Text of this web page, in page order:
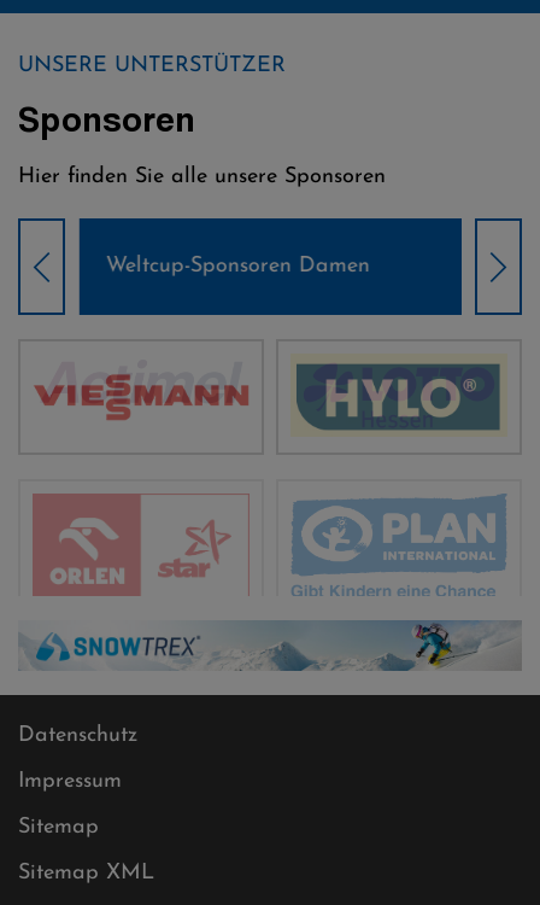
UNSERE UNTERSTÜTZER
Sponsoren
Hier finden Sie alle unsere Sponsoren
Weltcup-Sponsoren Damen